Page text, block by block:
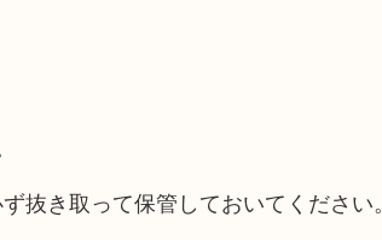
抜き取って保管しておいてください。